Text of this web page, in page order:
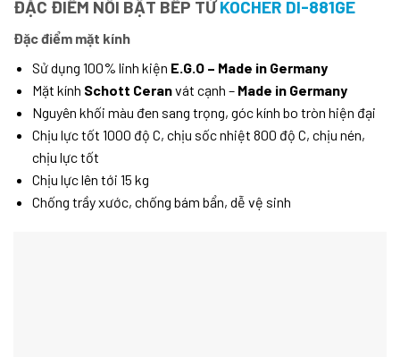
ĐẶC ĐIỂM NỔI BẬT BẾP TỪKOCHER DI-881GE
Đặc điểm mặt kính
Sử dụng 100% linh kiện E.G.O – Made in Germany
Mặt kính Schott Ceranvát cạnh – Made in Germany
Nguyên khối màu đen sang trọng, góc kính bo tròn hiện đại
Chịu lực tốt 1000 độ C, chịu sốc nhiệt 800 độ C, chịu nén,
chịu lực tốt
Chịu lực lên tới 15 kg
Chống trầy xước, chống bám bẩn, dễ vệ sinh